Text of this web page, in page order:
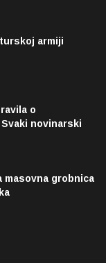
armiji
o
novinarski
masovna grobnica